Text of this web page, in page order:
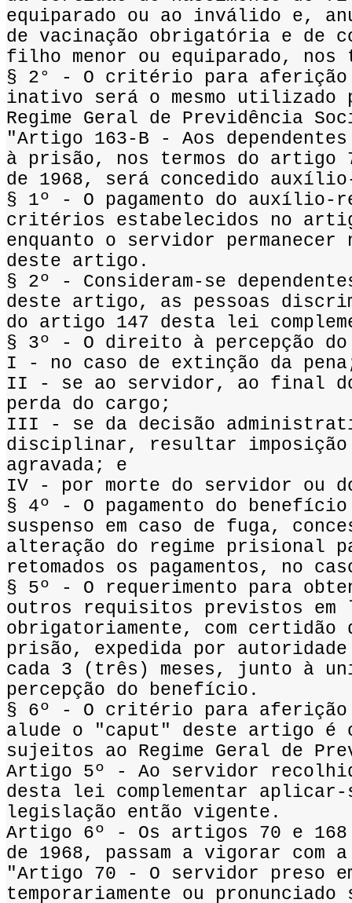
equiparado ou ao inválido e,
de vacinação obrigatória e de
filho menor ou equiparado, nos
§ 2° - O critério para aferição
inativo será o mesmo utilizado
Regime Geral de Previdência
"Artigo 163-B - Aos
à prisão, nos termos do artigo
de 1968, será concedido
§ 1º - O pagamento do auxílio-
critérios estabelecidos no
enquanto o servidor
deste artigo.
§ 2º - Consideram-se
deste artigo, as pessoas
do artigo 147 desta lei
§ 3º - O direito à percepção
I - no caso de extinção da
II - se ao servidor, ao final
perda do cargo;
III - se da decisão
disciplinar, resultar imposição
agravada; e
IV - por morte do servidor ou
§ 4º - O pagamento do
suspenso em caso de fuga,
alteração do regime prisional
retomados os pagamentos, no
§ 5º - O requerimento para
outros requisitos previstos
obrigatoriamente, com
prisão, expedida por autoridade
cada 3 (três) meses, junto à
percepção do benefício.
§ 6º - O critério para aferição
alude o "caput" deste artigo é
sujeitos ao Regime Geral de
Artigo 5º - Ao servidor
desta lei complementar
legislação então vigente.
Artigo 6º - Os artigos 70 e
de 1968, passam a vigorar com
"Artigo 70 - O servidor preso
temporariamente ou